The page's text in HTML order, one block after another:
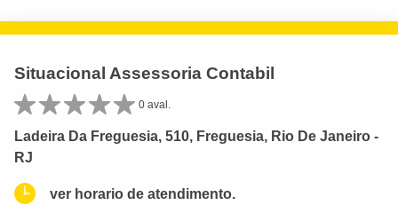
Situacional Assessoria Contabil
0 aval.
Ladeira Da Freguesia, 510, Freguesia, Rio De Janeiro -
RJ
ver horario de atendimento.